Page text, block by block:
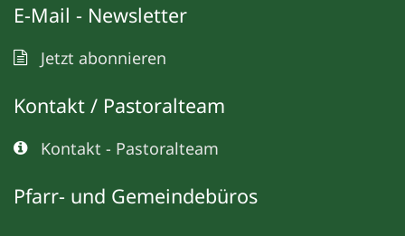
E-Mail - Newsletter
Jetzt abonnieren
Kontakt / Pastoralteam
Kontakt - Pastoralteam
Pfarr- und Gemeindebüros